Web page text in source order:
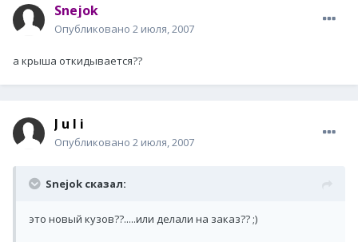
Snejok
Опубликовано 2 июля, 2007
а крыша откидывается??
J u l i
Опубликовано 2 июля, 2007
Snejok сказал:
это новый кузов??.....или делали на заказ?? ;)